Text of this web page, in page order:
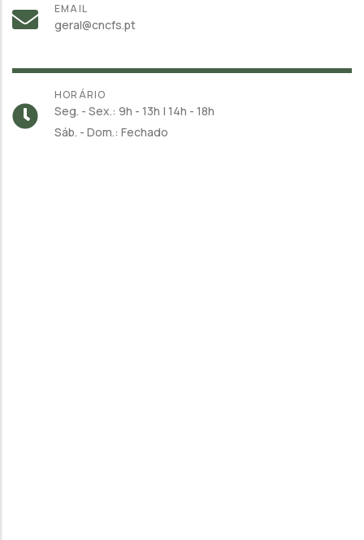
EMAIL
geral@cncfs.pt
HORÁRIO
Seg. - Sex.: 9h - 13h | 14h - 18h
Sáb. - Dom.: Fechado